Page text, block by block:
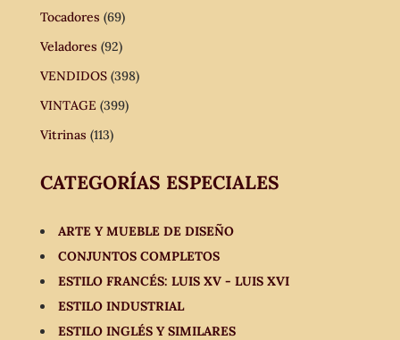
Tocadores (69)
Veladores (92)
VENDIDOS (398)
VINTAGE (399)
Vitrinas (113)
CATEGORÍAS ESPECIALES
ARTE Y MUEBLE DE DISEÑO
CONJUNTOS COMPLETOS
ESTILO FRANCÉS: LUIS XV - LUIS XVI
ESTILO INDUSTRIAL
ESTILO INGLÉS Y SIMILARES